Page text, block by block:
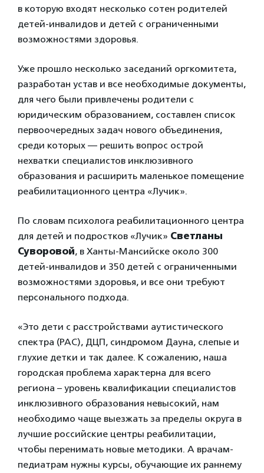
в которую входят несколько сотен родителей
детей-инвалидов и детей с ограниченными
возможностями здоровья.
Уже прошло несколько заседаний оргкомитета,
разработан устав и все необходимые документы,
для чего были привлечены родители с
юридическим образованием, составлен список
первоочередных задач нового объединения,
среди которых — решить вопрос острой
нехватки специалистов инклюзивного
образования и расширить маленькое помещение
реабилитационного центра «Лучик».
По словам психолога реабилитационного центра
для детей и подростков «Лучик» Светланы
Суворовой, в Ханты-Мансийске около 300
детей-инвалидов и 350 детей с ограниченными
возможностями здоровья, и все они требуют
персонального подхода.
«Это дети с расстройствами аутистического
спектра (РАС), ДЦП, синдромом Дауна, слепые и
глухие детки и так далее. К сожалению, наша
городская проблема характерна для всего
региона – уровень квалификации специалистов
инклюзивного образования невысокий, нам
необходимо чаще выезжать за пределы округа в
лучшие российские центры реабилитации,
чтобы перенимать новые методики. А врачам-
педиатрам нужны курсы, обучающие их раннему